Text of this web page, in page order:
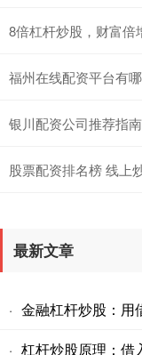
8倍杠杆炒股，财富倍
福州在线配资平台有
银川配资公司推荐指南
股票配资排名榜 线上
最新文章
· 金融杠杆炒股：用
· 杠杆炒股原理：借